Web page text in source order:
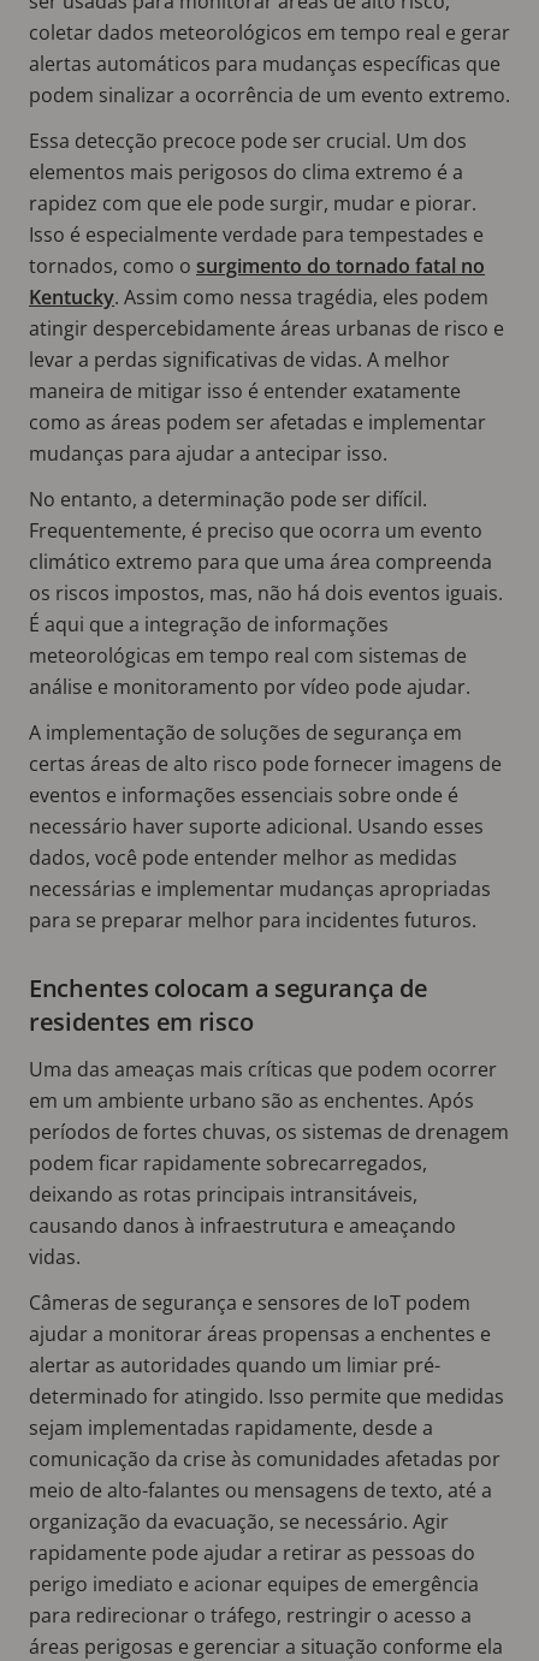
coletar dados meteorológicos em tempo real e gerar
alertas automáticos para mudanças específicas que
podem sinalizar a ocorrência de um evento extremo.
Essa detecção precoce pode ser crucial. Um dos
elementos mais perigosos do clima extremo é a
rapidez com que ele pode surgir, mudar e piorar.
Isso é especialmente verdade para tempestades e
tornados, como o surgimento do tornado fatal no
Kentucky. Assim como nessa tragédia, eles podem
atingir despercebidamente áreas urbanas de risco e
levar a perdas significativas de vidas. A melhor
maneira de mitigar isso é entender exatamente
como as áreas podem ser afetadas e implementar
mudanças para ajudar a antecipar isso.
No entanto, a determinação pode ser difícil.
Frequentemente, é preciso que ocorra um evento
climático extremo para que uma área compreenda
os riscos impostos, mas, não há dois eventos iguais.
É aqui que a integração de informações
meteorológicas em tempo real com sistemas de
análise e monitoramento por vídeo pode ajudar.
A implementação de soluções de segurança em
certas áreas de alto risco pode fornecer imagens de
eventos e informações essenciais sobre onde é
necessário haver suporte adicional. Usando esses
dados, você pode entender melhor as medidas
necessárias e implementar mudanças apropriadas
para se preparar melhor para incidentes futuros.
Enchentes colocam a segurança de
residentes em risco
Uma das ameaças mais críticas que podem ocorrer
em um ambiente urbano são as enchentes. Após
períodos de fortes chuvas, os sistemas de drenagem
podem ficar rapidamente sobrecarregados,
deixando as rotas principais intransitáveis,
causando danos à infraestrutura e ameaçando
vidas.
Câmeras de segurança e sensores de IoT podem
ajudar a monitorar áreas propensas a enchentes e
alertar as autoridades quando um limiar pré-
determinado for atingido. Isso permite que medidas
sejam implementadas rapidamente, desde a
comunicação da crise às comunidades afetadas por
meio de alto-falantes ou mensagens de texto, até a
organização da evacuação, se necessário. Agir
rapidamente pode ajudar a retirar as pessoas do
perigo imediato e acionar equipes de emergência
para redirecionar o tráfego, restringir o acesso a
áreas perigosas e gerenciar a situação conforme ela